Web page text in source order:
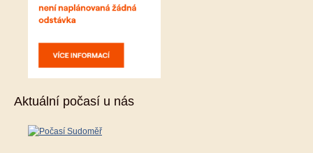
Aktuální počasí u nás